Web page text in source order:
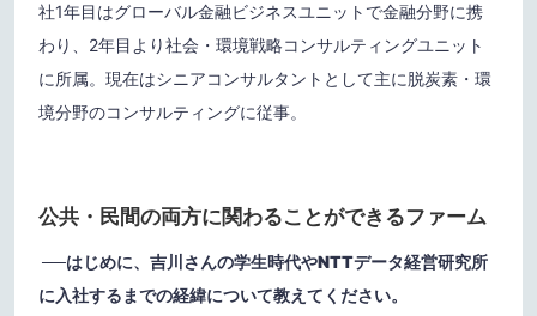
社1年目はグローバル金融ビジネスユニットで金融分野に携
わり、2年目より社会・環境戦略コンサルティングユニット
に所属。現在はシニアコンサルタントとして主に脱炭素・環
境分野のコンサルティングに従事。
公共・民間の両方に関わることができるファーム
──はじめに、吉川さんの学生時代やNTTデータ経営研究所
に入社するまでの経緯について教えてください。